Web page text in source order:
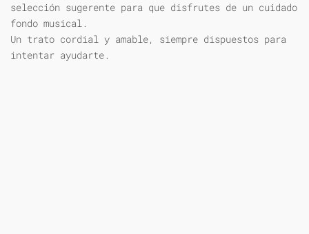
selección sugerente para que disfrutes de un cuidado
fondo musical.
Un trato cordial y amable, siempre dispuestos para
intentar ayudarte.